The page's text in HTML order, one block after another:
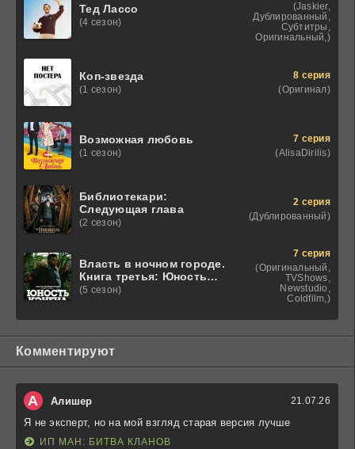
Тед Лассо
(4 сезон)
(Jaskier,
Дублированный,
Субтитры,
Оригинальный,)
Коп-звезда
(1 сезон)
8 серия
(Оригинал)
Возможная любовь
(1 сезон)
7 серия
(AlisaDirilis)
Библиотекари:
Следующая глава
(2 сезон)
2 серия
(Дублированный)
Власть в ночном городе.
Книга третья: Юность
Кэнена
(5 сезон)
7 серия
(Оригинальный,
TVShows,
Newstudio,
Coldfilm,)
Комментируют
А Алишер 21.07.26
Я не эксперт, но на мой взгляд старая версия лучше
ИП МАН: БИТВА КЛАНОВ